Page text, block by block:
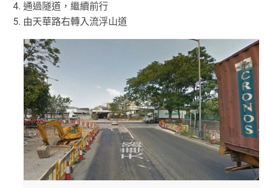
通過隧道，繼續前行
由天華路右轉入流浮山道